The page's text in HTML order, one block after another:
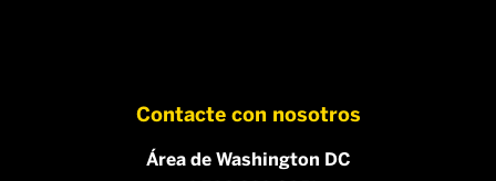
Contacte con nosotros
Área de Washington DC